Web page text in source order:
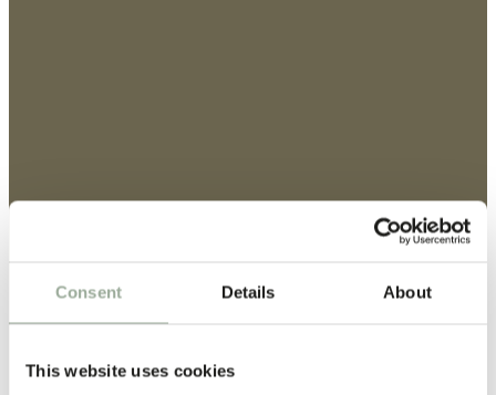
Consent Details About
This website uses cookies